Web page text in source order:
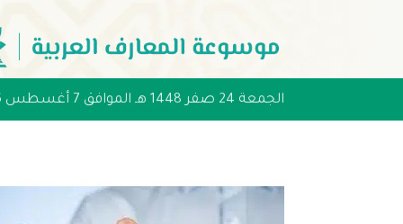
الجمعة 24 صفر 1448 هـ الموافق 7 أغسطس 2026 مـ